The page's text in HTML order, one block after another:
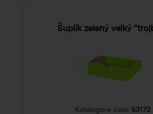
Šuplík zelený velký
Katalogové číslo: 53172